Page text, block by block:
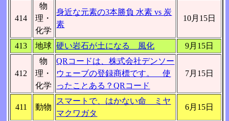
414
物
理・
化学
身近な元素の3本勝負 水素 vs 炭
素
10月15日
413 地球 硬い岩石が土になる 風化 9月15日
412
物
理・
化学
QRコードは、株式会社デンソー
ウェーブの登録商標です。 使
ったことある？QRコード
7月15日
411 動物
スマートで、はかない命 ミヤ
マクワガタ
6月15日